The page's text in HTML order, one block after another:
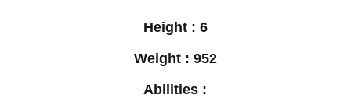
Height : 6
Weight : 952
Abilities :